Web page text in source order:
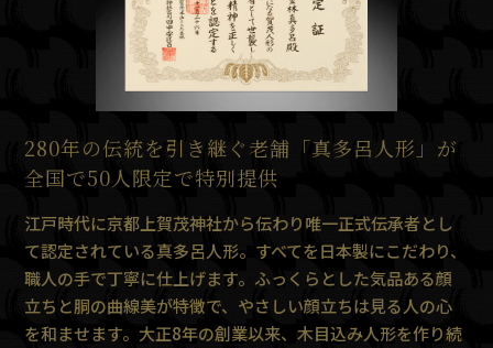
280年の伝統を引き継ぐ老舗「真多呂人形」が
全国で50人限定で特別提供
江戸時代に京都上賀茂神社から伝わり唯一正式伝承者とし
て認定されている真多呂人形。すべてを日本製にこだわり、
職人の手で丁寧に仕上げます。ふっくらとした気品ある顔
立ちと胴の曲線美が特徴で、やさしい顔立ちは見る人の心
を和ませます。大正8年の創業以来、木目込み人形を作り続